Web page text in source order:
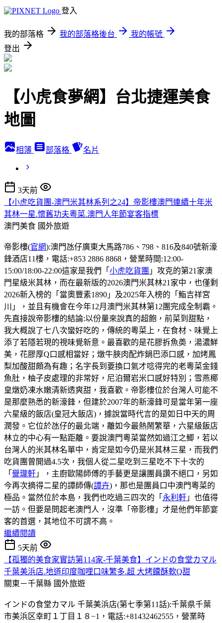
登入
我的部落格 我的部落格後台
我的帳號
登出
【小虎食夢網】台北捷運美食
地圖
相簿 部落格 名片
3天前
【小虎吃貨團-澳門米其林系列之24】帝影樓澳門連續十年米
其林一星.懷舊功夫粵菜.澳門人年節宴客指標
澳門美食 國外旅遊
帝影樓(官網):澳門氹仔廣東大馬路786、798、816及840號新濠
鋒酒店11樓，電話:+853 2886 8868，營業時間:12:00-
15:00/18:00-22:00這家是我們「 小虎吃貨團 」攻克的第21家澳
門星級米其林，而在最新版的2026澳門米其林21家中，也僅剩
2026新入榜的「當奧豐素1890」及2025年入榜的「鮨吉祥宮
川」，並且有機會在今年12月澳門米其林第12團完成全制霸。
先直接說帝影樓的結論:以份量來說真的超飽，前菜到甜點，
我大概說了七八次蠻好吃的，傳統的粵菜上，在食材、味覺上
添了若隱若現的視味覺新意。最喜歡的是花膠拆魚𡙡，湯濃鮮
美，花膠厚Q口感相當好；燉牛脥肉配炸鍋巴添口感，加烤鳳
梨加酸甜頗為有趣；名字長到要換口氣才唸得完的老粵菜金錢
魚肚，柚子皮處理的非常好，尼泊爾岩米口感好特別；雪燕椰
皇燉奶凍水嫩清新透爽甜，我喜歡。帝影樓位於台灣人可能不
是那麼熟悉的新濠鋒，但建於2007年的新濠鋒可是當年第一座
六星級的飯店(皇冠大飯店)，據說當時代言的是如日中天的周
潤發。它位於氹仔的最北端，離如今最熱鬧繁華，六星級飯店
林立的中心有一點距離。要說澳門粵菜當然如過江之鯽，若以
台灣人的米其林名單中，肯定是如今仍是米其林三星，而我們
吃貨團曾開過4.5次，我個人從二星吃到三星吃不下十次的
「 譽瓏軒 」，主廚歐陽師傅的手藝更是讓團員讚不絕口，另如
今再次摘得二星的譚師傳(譚卉)，那也是團員口中澳門粵菜的
極品。當然位於本島，我們也吃過三四次的「 永利軒 」也值得
一訪。但要是問起老澳門人，沒準「帝影樓」才是他們年節宴
客的首選，其地位不可謂不高。
繼續閱讀
5天前
【孤獨的美食家實訪第114家-千葉美食】インドの食堂カマル
千葉美浜店.地道印度咖哩口味繁多.超 大烤饢酥軟Q甜
關東－千葉縣 國外旅遊
インドの食堂カマル 千葉美浜店(第七季第11話):千葉県千葉
市美浜区幸町１丁目１８−1，電話:+81432462555，營業時